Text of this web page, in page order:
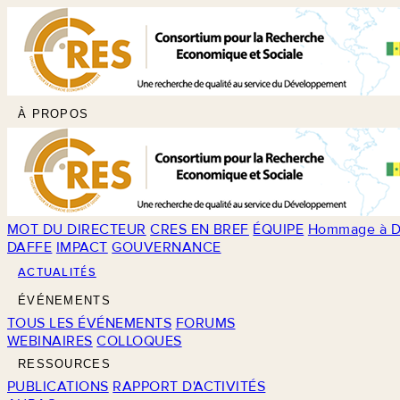
À PROPOS
MOT DU DIRECTEUR CRES EN BREF ÉQUIPE Hommage à
DAFFE IMPACT GOUVERNANCE
ACTUALITÉS
ÉVÉNEMENTS
TOUS LES ÉVÉNEMENTS FORUMS
WEBINAIRES COLLOQUES
RESSOURCES
PUBLICATIONS RAPPORT D'ACTIVITÉS